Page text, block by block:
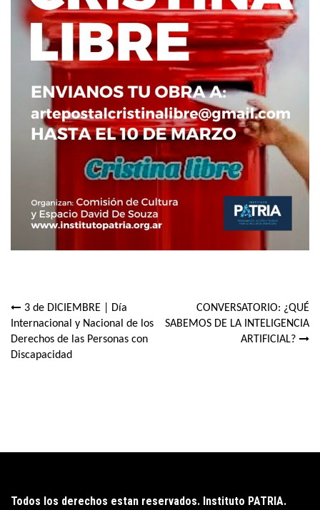
Navegación
de
3 de DICIEMBRE | Día
Internacional y Nacional de los
Derechos de las Personas con
Discapacidad
CONVERSATORIO: ¿QUÉ
SABEMOS DE LA INTELIGENCIA
ARTIFICIAL?
Todos los derechos estan reservados. Instituto PATRIA.